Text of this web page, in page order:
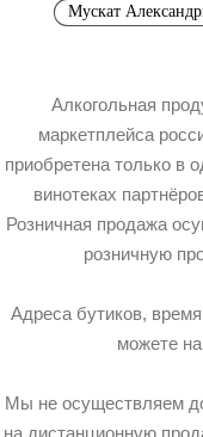
Мускат
Алкогольная
маркетплейса
приобретена только в
винотеках
Розничная продажа
розничную
Адреса бутиков,
можете
Мы не осуществляем
на дистанционную